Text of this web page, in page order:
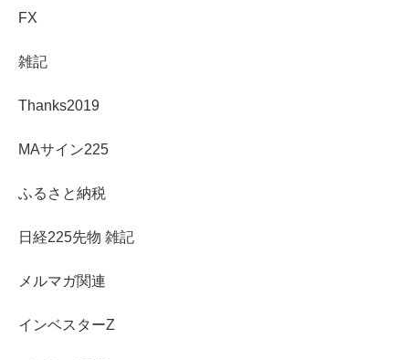
FX
雑記
Thanks2019
MAサイン225
ふるさと納税
日経225先物 雑記
メルマガ関連
インベスターZ